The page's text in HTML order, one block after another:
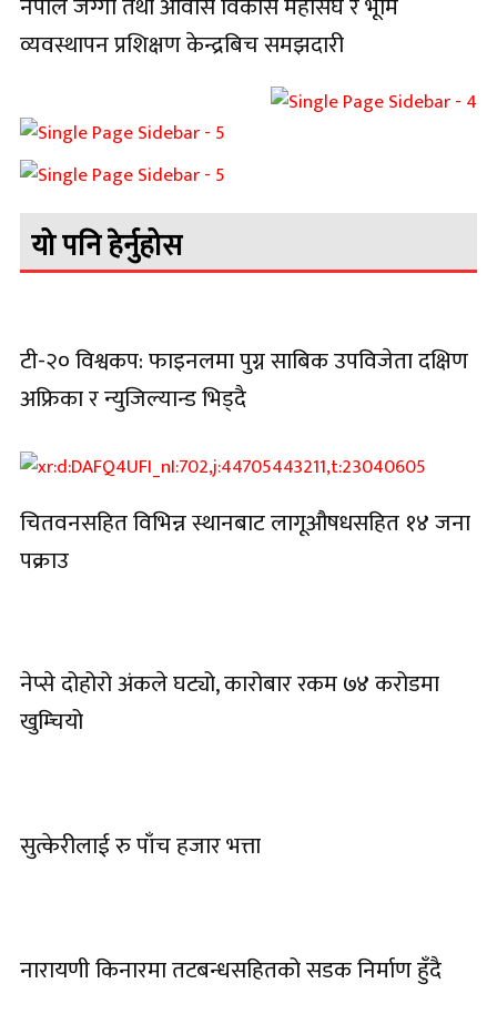
व्यवस्थापन प्रशिक्षण केन्द्रबिच समझदारी
यो पनि हेर्नुहोस
टी-२० विश्वकप: फाइनलमा पुग्न साबिक उपविजेता दक्षिण
अफ्रिका र न्युजिल्यान्ड भिड्दै
चितवनसहित विभिन्न स्थानबाट लागूऔषधसहित १४ जना
पक्राउ
नेप्से दोहोरो अंकले घट्यो, कारोबार रकम ७४ करोडमा
खुम्चियो
सुत्केरीलाई रु पाँच हजार भत्ता
नारायणी किनारमा तटबन्धसहितको सडक निर्माण हुँदै